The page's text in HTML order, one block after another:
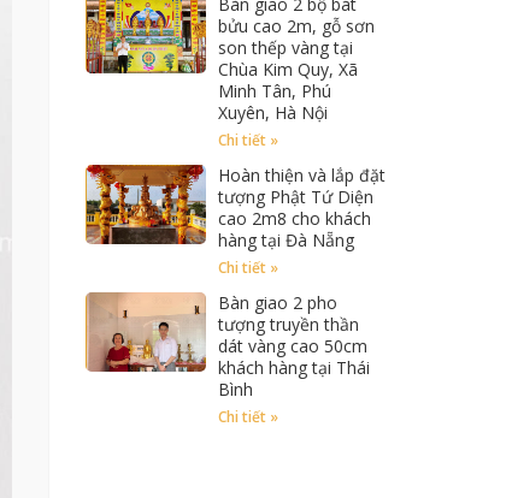
bửu cao 2m, gỗ sơn
son thếp vàng tại
Chùa Kim Quy, Xã
Minh Tân, Phú
Xuyên, Hà Nội
Chi tiết »
Hoàn thiện và lắp đặt
tượng Phật Tứ Diện
cao 2m8 cho khách
hàng tại Đà Nẵng
Chi tiết »
Bàn giao 2 pho
tượng truyền thần
dát vàng cao 50cm
khách hàng tại Thái
Bình
Chi tiết »